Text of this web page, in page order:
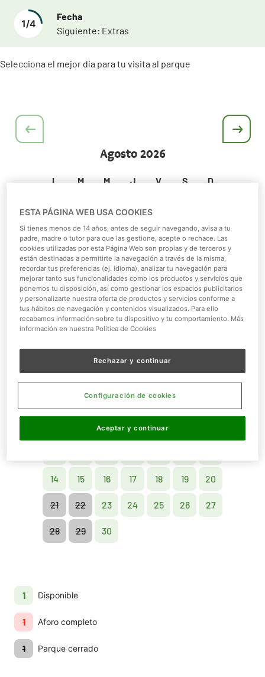
1/4
Fecha
Siguiente: Extras
Selecciona el mejor día para tu visita al parque
Agosto2026
L M M J V S D
3 4 5 6 7 8 9
10 11 12 13 14 15 16
17 18 19 20 21 22 23
24 25 26 27 28 29 30
Septiembre2026
M
2 3 4
14 15 16 17 18 19 20
21 22 23 24 25 26 27
28 29 30
1 Disponible
1 Aforo completo
1 Parque cerrado
ESTA PÁGINA WEB USA COOKIES
Si tienes menos de 14 años, antes de seguir navegando, avisa a tu
padre, madre o tutor para que las gestione, acepte o rechace. Las
cookies utilizadas por esta Página Web son propias y de terceros y
están destinadas a permitirte la navegación a través de la misma,
recordar tus preferencias (ej. idioma), analizar tu navegación para
mejorar tanto sus funcionalidades como los productos y servicios que
ponemos tu disposición, así como gestionar los espacios publicitarios
y personalizarte nuestra oferta de productos y servicios conforme a
tus hábitos de navegación y contenidos visualizados. Para ello
recabamos información sobre tu dispositivo y tu comportamiento. Más
información en nuestra Política de Cookies
Rechazar y continuar
Aceptar y continuar
Configuración de cookies